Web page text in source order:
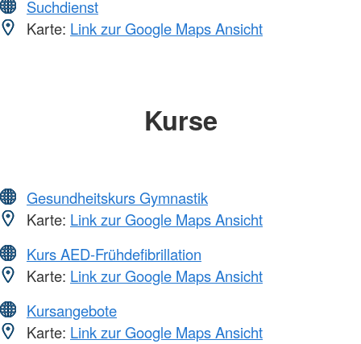
Suchdienst
Karte: Link zur Google Maps Ansicht
Kurse
Gesundheitskurs Gymnastik
Karte: Link zur Google Maps Ansicht
Kurs AED-Frühdefibrillation
Karte: Link zur Google Maps Ansicht
Kursangebote
Karte: Link zur Google Maps Ansicht